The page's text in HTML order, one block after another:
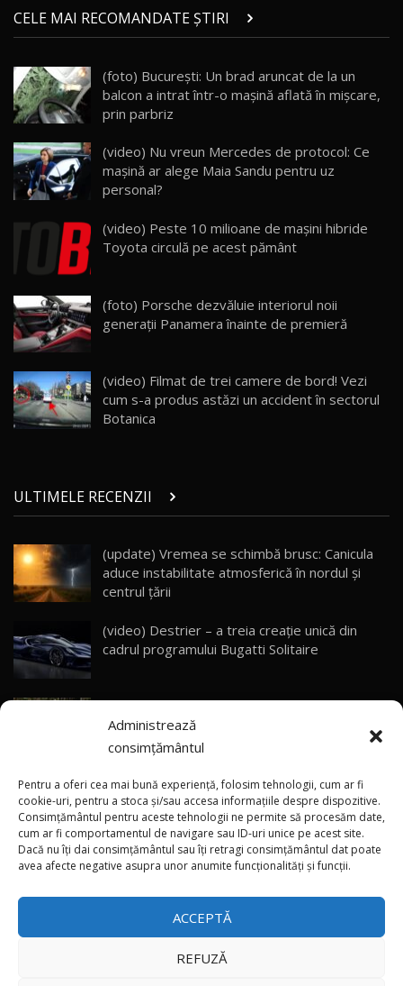
Administrează
consimțământul
Pentru a oferi cea mai bună experiență, folosim tehnologii, cum ar fi
cookie-uri, pentru a stoca și/sau accesa informațiile despre dispozitive.
Consimțământul pentru aceste tehnologii ne permite să procesăm date,
cum ar fi comportamentul de navigare sau ID-uri unice pe acest site.
Dacă nu îți dai consimțământul sau îți retragi consimțământul dat poate
avea afecte negative asupra unor anumite funcționalități și funcții.
ACCEPTĂ
REFUZĂ
21
Micul BYD Dolphin Surf / Test Drive
AutoBlog.MD
16:59
22
Noua Mazda 6e / Test Drive AutoBlog.MD
26:59
23
Lynk & Co 01 / Test Drive AutoBlog.MD
25:19
ZEEKR 009: Cel mai Performant și Confortabil
Van Electric Testat în Moldova / AutoBlog.MD
26:38
mai Exclusiv și Puternic Defender Testat în
Moldova
32:21
26
AutoBlog.MD
10:57
28
Noul Geely Monjaro 2025! Mai ieftin și mai
dotat / Test Drive AutoBlog.MD
29
ZEEKR 9X - PRIMUL TEST DRIVE ÎN ROMÂNĂ!
CUM SE CONDUCE?
33:40
30
Primele impresii despre BYD Seal U DM-i,
Sealion 7 și Seal 5 DM-i / Test Drive
AutoBlog.MD
13:56
Noul Volvo EX90 / Test Drive AutoBlog.MD
32:06
33
MG RX5 - își merită banii? / Test Drive
AutoBlog.MD
34
Noul DACIA DUSTER DIESEL! Primul test drive în
română
CELE MAI RECOMANDATE ȘTIRI
(foto) Bucureşti: Un brad aruncat de la un
balcon a intrat într-o maşină aflată în mişcare,
prin parbriz
(video) Nu vreun Mercedes de protocol: Ce
mașină ar alege Maia Sandu pentru uz
personal?
(video) Peste 10 milioane de maşini hibride
Toyota circulă pe acest pământ
(foto) Porsche dezvăluie interiorul noii
generații Panamera înainte de premieră
(video) Filmat de trei camere de bord! Vezi
cum s-a produs astăzi un accident în sectorul
Botanica
ULTIMELE RECENZII
(update) Vremea se schimbă brusc: Canicula
aduce instabilitate atmosferică în nordul și
centrul țării
(video) Destrier – a treia creație unică din
cadrul programului Bugatti Solitaire
(video) Premieră: Unicul Bugatti Chiron
Profilée va fi vândut celui mai darnic locuitor al
planetei
(video) Mai repede decât „viteza Chinei”: Cum
a fost creat supercarul Audi Nuvolari în doar
405 zile
(video) Premieră pe Coasta de Azur: Cel mai
puternic și rapid Audi din istorie
×